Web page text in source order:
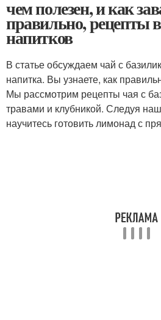
чем полезен, и как
правильно, рецепты
напитков
В статье обсуждаем чай с
напитка. Вы узнаете, как
Мы рассмотрим рецепты чая с
травами и клубникой. Следуя
научитесь готовить лимонад с